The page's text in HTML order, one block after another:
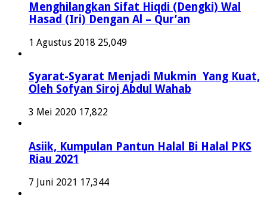
Menghilangkan Sifat Hiqdi (Dengki) Wal
Hasad (Iri) Dengan Al – Qur’an
1 Agustus 2018 25,049
Syarat-Syarat Menjadi Mukmin Yang Kuat,
Oleh Sofyan Siroj Abdul Wahab
3 Mei 2020 17,822
Asiik, Kumpulan Pantun Halal Bi Halal PKS
Riau 2021
7 Juni 2021 17,344